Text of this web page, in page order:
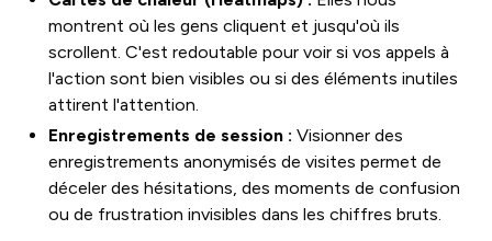
montrent où les gens cliquent et jusqu'où ils
scrollent. C'est redoutable pour voir si vos appels à
l'action sont bien visibles ou si des éléments inutiles
attirent l'attention.
Enregistrements de session : Visionner des
enregistrements anonymisés de visites permet de
déceler des hésitations, des moments de confusion
ou de frustration invisibles dans les chiffres bruts.